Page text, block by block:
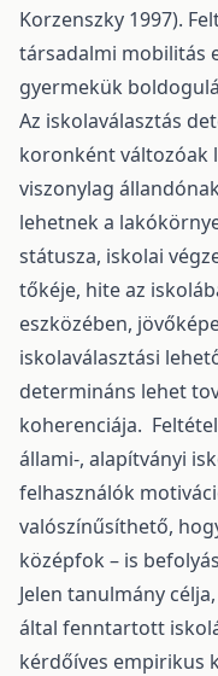
Korzenszky 1997).
társadalmi mobilitás
gyermekük
Az iskolaválasztás
koronként változóak
viszonylag
lehetnek a
státusza, iskolai
tőkéje, hite az
eszközében,
iskolaválasztási
determináns lehet
koherenciája.
állami-, alapítványi
felhasználók
valószínűsíthető,
középfok – is
Jelen tanulmány
által fenntartott
kérdőíves empirikus